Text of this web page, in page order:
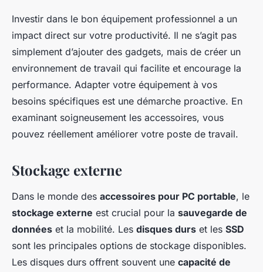
Investir dans le bon équipement professionnel a un
impact direct sur votre productivité. Il ne s’agit pas
simplement d’ajouter des gadgets, mais de créer un
environnement de travail qui facilite et encourage la
performance. Adapter votre équipement à vos
besoins spécifiques est une démarche proactive. En
examinant soigneusement les accessoires, vous
pouvez réellement améliorer votre poste de travail.
Stockage externe
Dans le monde des accessoires pour PC portable, le
stockage externe est crucial pour la sauvegarde de
données et la mobilité. Les disques durs et les SSD
sont les principales options de stockage disponibles.
Les disques durs offrent souvent une capacité de